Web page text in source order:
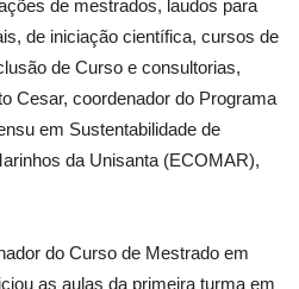
de mestrados, laudos para
de iniciação científica, cursos de
de Curso e consultorias,
Cesar, coordenador do Programa
em Sustentabilidade de
da Unisanta (ECOMAR),
do Curso de Mestrado em
as aulas da primeira turma em